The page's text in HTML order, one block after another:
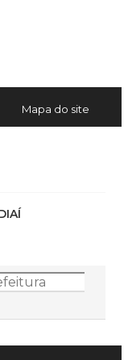
Mapa do site